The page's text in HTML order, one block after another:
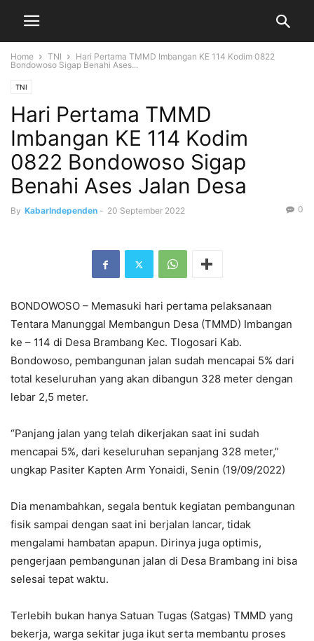
Home TNI
Hari Pertama TMMD Imbangan KE 114 Kodim 0822
Bondowoso Sigap Benahi Ases...
TNI
Hari Pertama TMMD
Imbangan KE 114 Kodim
0822 Bondowoso Sigap
Benahi Ases Jalan Desa
By KabarIndependen - 20 September 2022 0
BONDOWOSO – Memasuki hari pertama pelaksanaan
Tentara Manunggal Membangun Desa (TMMD) Imbangan
ke – 114 di Desa Brambang Kec. Tlogosari Kab.
Bondowoso, pembangunan jalan sudah mencapai 5% dari
total keseluruhan yang akan dibangun 328 meter dengan
lebar 2,5 meter.
“Panjang jalan yang telah dikerjakan saat ini sudah
mencapai 5%, dari keseluruhan sepanjang 328 meter,”
ungkap Pasiter Kapten Arm Yonaidi, Senin (19/09/2022)
Dia menambahkan, segala bentuk kegiatan pembangunan
fisik sampai dengan saat ini berjalan lancar, tidak
mengalami hambatan apapun. Dirinya juga optimis,
pengerjaan pembangunan jalan di Desa Brambang ini bisa
selesai tepat waktu.
Terlebih bukan hanya Satuan Tugas (Satgas) TMMD yang
bekerja, warga sekitar juga ikut serta membantu proses